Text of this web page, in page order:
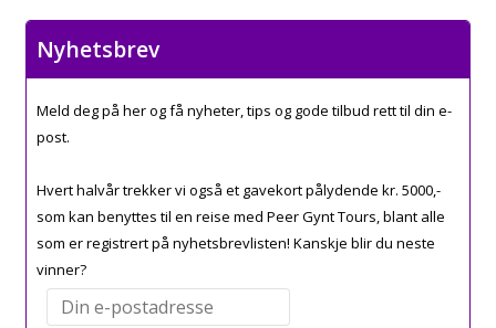
Nyhetsbrev
Meld deg på her og få nyheter, tips og gode tilbud rett til din e-
post.
Hvert halvår trekker vi også et gavekort pålydende kr. 5000,-
som kan benyttes til en reise med Peer Gynt Tours, blant alle
som er registrert på nyhetsbrevlisten! Kanskje blir du neste
vinner?